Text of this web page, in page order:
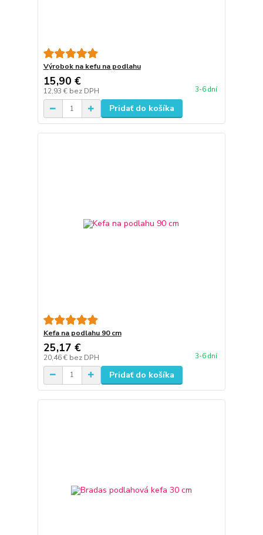
Výrobok na kefu na podlahu
15,90 €
12,93 € bez DPH 3-6 dní
Pridať do košíka
Kefa na podlahu 90 cm
25,17 €
20,46 € bez DPH 3-6 dní
Pridať do košíka